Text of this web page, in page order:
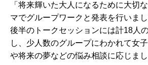
「将来輝いた大人になるために大切
マでグループワークと発表を行いまし
後半のトークセッションには計18人
し、少人数のグループにわかれて女
や将来の夢などの悩み相談に応じまし